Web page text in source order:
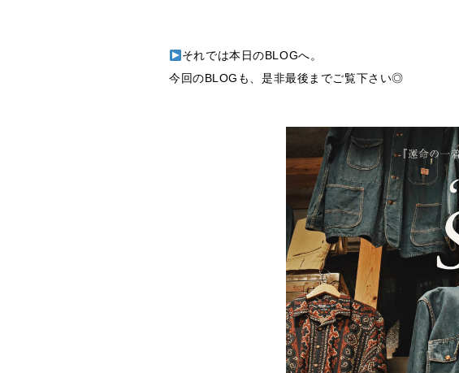
それでは本日のBLOGへ。
今回のBLOGも、是非最後までご覧下さい◎